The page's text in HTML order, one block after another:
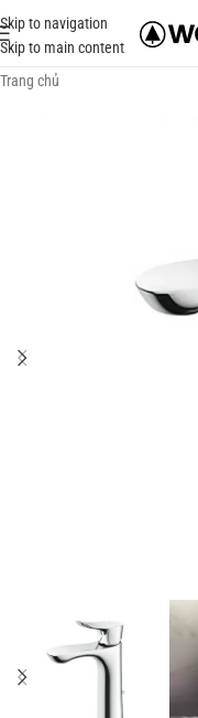
Skip to navigation
Skip to main content
Trang chủ